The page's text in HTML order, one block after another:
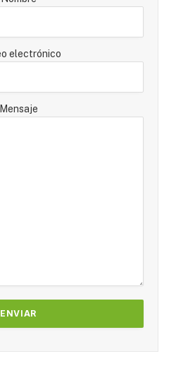
electrónico
Mensaje